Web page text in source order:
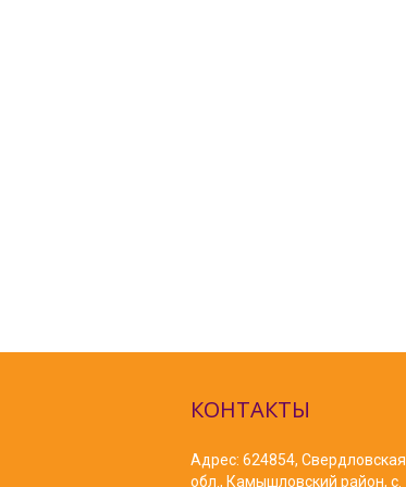
КОНТАКТЫ
Адрес: 624854, Свердловская
обл., Камышловский район, с.